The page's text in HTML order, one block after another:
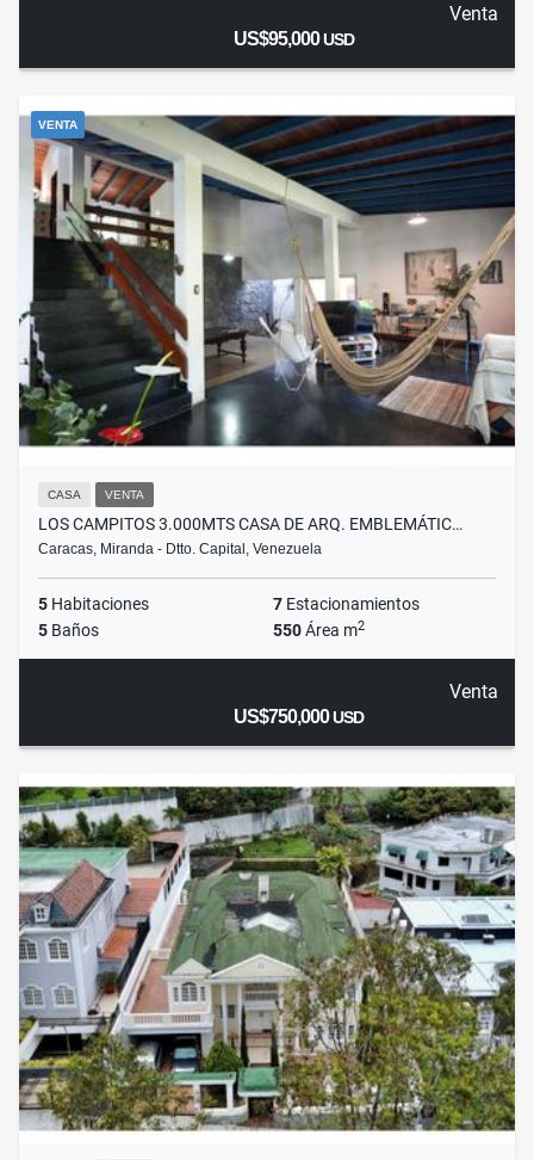
Venta
US$95,000USD
VENTA
CASA VENTA
LOS CAMPITOS 3.000MTS CASA DE ARQ. EMBLEMÁTIC…
Caracas, Miranda - Dtto. Capital, Venezuela
5 Habitaciones 7 Estacionamientos
5 Baños 550Área m2
Venta
US$750,000USD